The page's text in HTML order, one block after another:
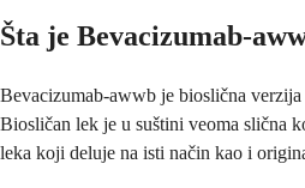
Šta je Bevacizumab-
Bevacizumab-awwb je bioslična
Biosličan lek je u suštini veoma slična
leka koji deluje na isti način kao i